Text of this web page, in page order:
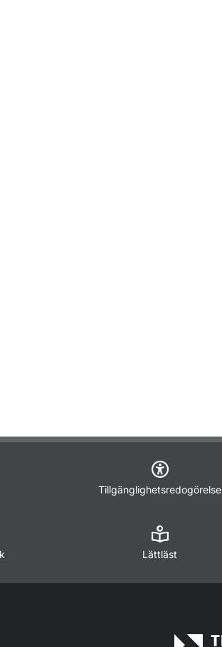
Tillgänglighetsredogörelse
Lättläst